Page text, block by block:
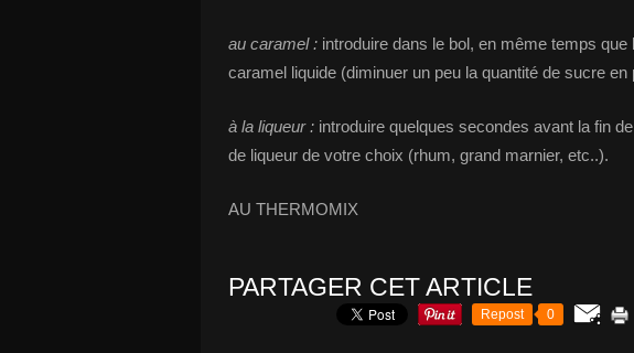
au caramel : introduire dans le bol, en même temps
caramel liquide (diminuer un peu la quantité de sucre
à la liqueur : introduire quelques secondes avant la fin
de liqueur de votre choix (rhum, grand marnier, etc..).
AU THERMOMIX
PARTAGER CET ARTICLE
Repost 0